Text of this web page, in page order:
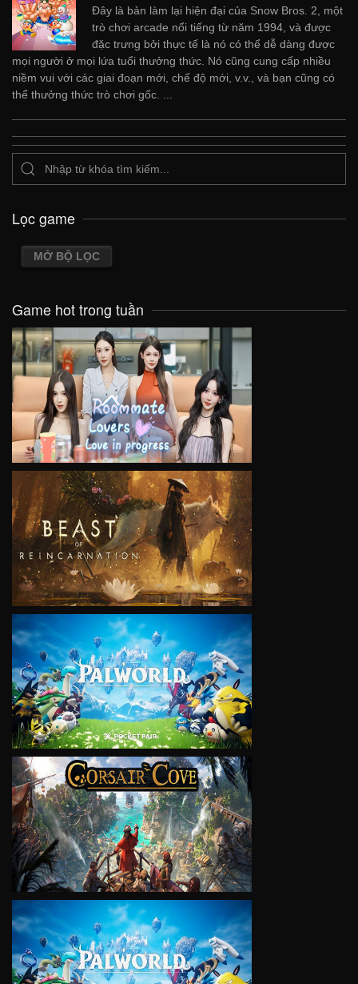
Đây là bản làm lại hiện đại của Snow Bros. 2, một
trò chơi arcade nổi tiếng từ năm 1994, và được
đặc trưng bởi thực tế là nó có thể dễ dàng được
mọi người ở mọi lứa tuổi thưởng thức. Nó cũng cung cấp nhiều
niềm vui với các giai đoạn mới, chế độ mới, v.v., và bạn cũng có
thể thưởng thức trò chơi gốc. ...
Lọc game
MỞ BỘ LỌC
Game hot trong tuần
VIEW
VIEW
VIEW
VIEW
VIEW